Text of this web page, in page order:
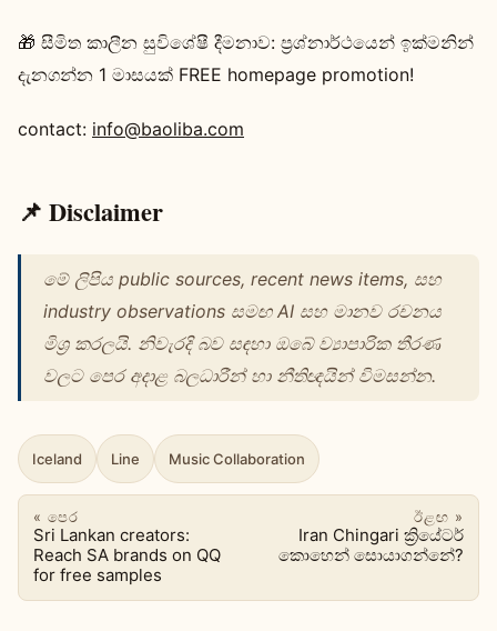
🎁 සීමිත කාලීන සුවිශේෂී දීමනාව: ප්‍රශ්නාර්ථයෙන් ඉක්මනින්
දැනගන්න 1 මාසයක් FREE homepage promotion!
contact: info@baoliba.com
📌 Disclaimer
මේ ලිපිය public sources, recent news items, සහ
industry observations සමඟ AI සහ මානව රචනය
මිශ්‍ර කරලයි. නිවැරදි බව සඳහා ඔබේ ව්‍යාපාරික තීරණ
වලට පෙර අදාළ බලධාරීන් හා නීතිඥයින් විමසන්න.
Iceland Line Music Collaboration
« පෙර
Sri Lankan creators:
Reach SA brands on QQ
for free samples
ඊළඟ »
Iran Chingari ක්‍රියේටර්
කොහෙන් සොයාගන්නේ?